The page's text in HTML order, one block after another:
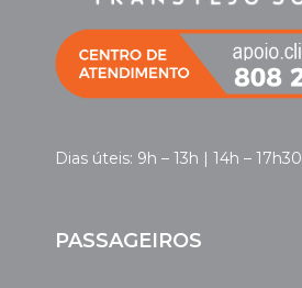
Dias úteis: 9h – 13h | 14h – 17h30
PASSAGEIROS